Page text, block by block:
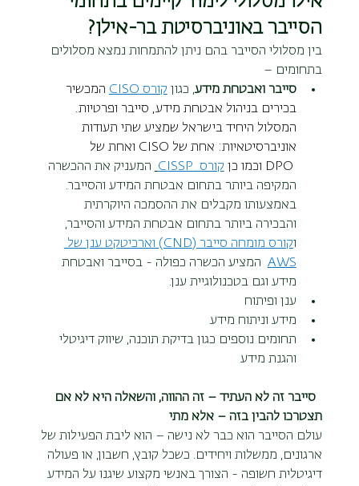
הסייבר באוניברסיטת בר-אילן?
בין מסלולי הסייבר בהם ניתן להתמחות נמצא מסלולים
בתחומים –
סייבר ואבטחת מידע, כגון קורס CISO
המכשיר
בכירים בניהול אבטחת מידע, סייבר ופרטיות.
המסלול היחיד בישראל שמציע שתי תעודות
אוניברסיטאיות: אחת של CISO ואחת של
קורס  CISSP
המעניק את ההכשרה
המקיפה ביותר בתחום אבטחת המידע והסייבר.
באמצעותו מקבלים את ההסמכה היוקרתית
והבכירה ביותר בתחום אבטחת המידע והסייבר,
ו
קורס מומחה סייבר (CND) וארכיטקט ענן של
AWS המציע הכשרה כפולה - בסייבר ואבטחת
מידע וגם בטכנולוגיית ענן.
ענן ופיתוח
מידע וניתוח מידע
תחומים נוספים כגון בדיקת תוכנה, שיווק דיגיטלי
והגנת מידע
סייבר זה לא העתיד – זה ההווה, והשאלה היא לא אם
תצטרכו להבין בזה – אלא מתי
עולם הסייבר הוא כבר לא נישה – הוא ליבת הפעילות של
ארגונים, ממשלות ויחידים. כשכל קובץ, חשבון, או פעולה
דיגיטלית חשופה - הצורך באנשי מקצוע שיגנו על המידע